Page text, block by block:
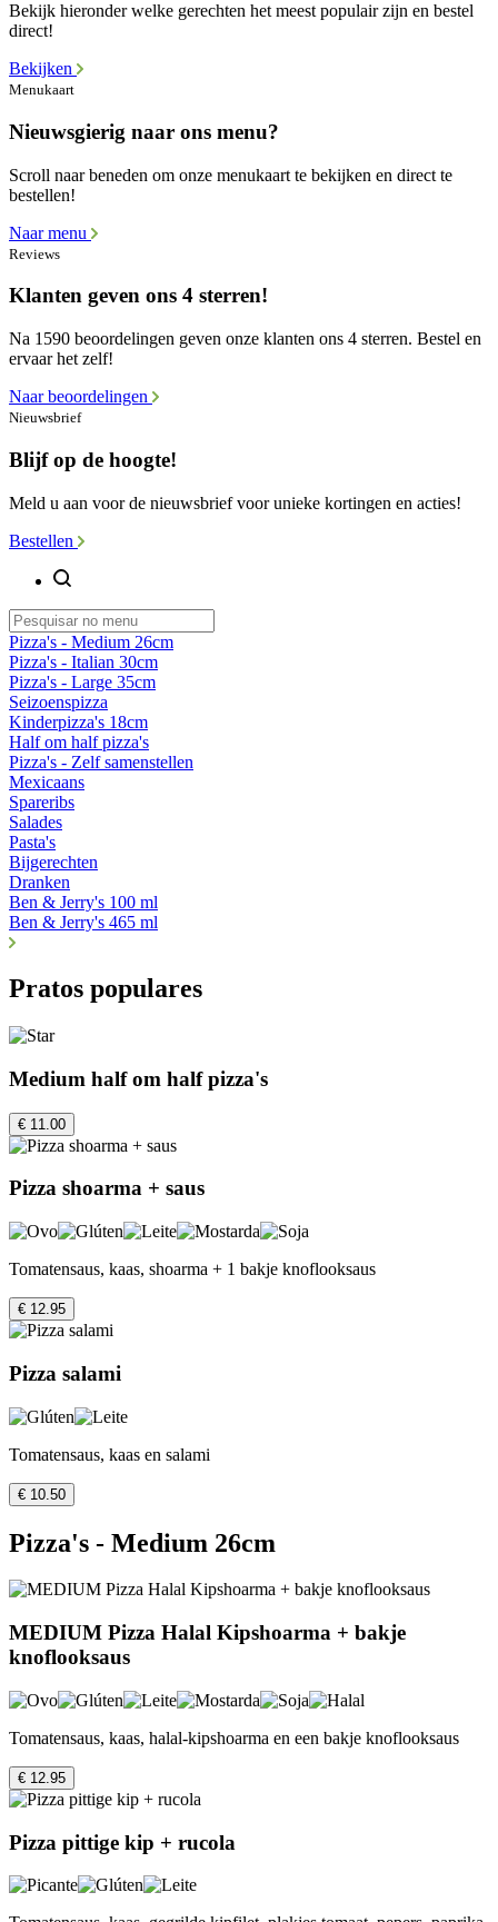
Bekijk hieronder welke gerechten het meest populair zijn en bestel
direct!
Bekijken
Menukaart
Nieuwsgierig naar ons menu?
Scroll naar beneden om onze menukaart te bekijken en direct te
bestellen!
Naar menu
Reviews
Klanten geven ons 4 sterren!
Na 1590 beoordelingen geven onze klanten ons 4 sterren. Bestel en
ervaar het zelf!
Naar beoordelingen
Nieuwsbrief
Blijf op de hoogte!
Meld u aan voor de nieuwsbrief voor unieke kortingen en acties!
Bestellen
Pizza's - Medium 26cm
Pizza's - Italian 30cm
Pizza's - Large 35cm
Seizoenspizza
Kinderpizza's 18cm
Half om half pizza's
Pizza's - Zelf samenstellen
Mexicaans
Spareribs
Salades
Pasta's
Bijgerechten
Dranken
Ben & Jerry's 100 ml
Ben & Jerry's 465 ml
Pratos populares
Medium half om half pizza's
€ 11.00
Pizza shoarma + saus
Tomatensaus, kaas, shoarma + 1 bakje knoflooksaus
€ 12.95
Pizza salami
Tomatensaus, kaas en salami
€ 10.50
Pizza's - Medium 26cm
MEDIUM Pizza Halal Kipshoarma + bakje
knoflooksaus
Tomatensaus, kaas, halal-kipshoarma en een bakje knoflooksaus
€ 12.95
Pizza pittige kip + rucola